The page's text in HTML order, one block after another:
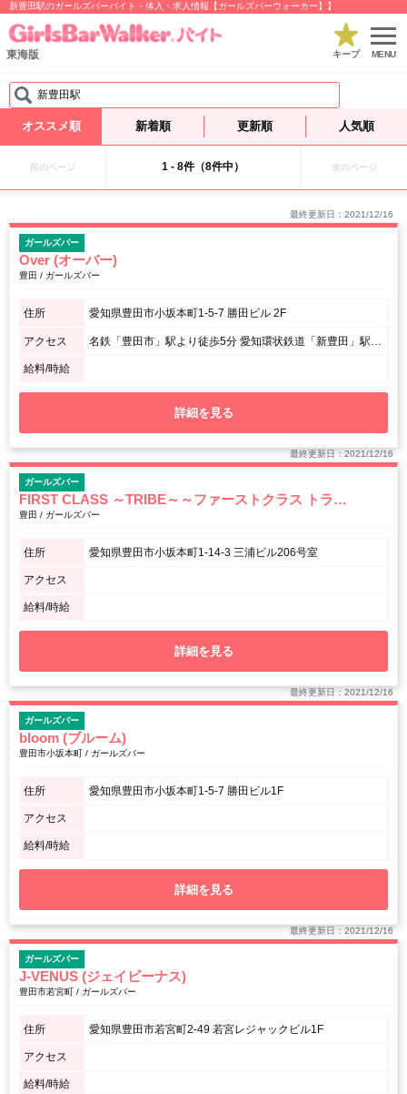
新豊田駅のガールズバーバイト・体入・求人情報【ガールズバーウォーカー】】
東海版 キープ MENU
新豊田駅
オススメ順 新着順 更新順 人気順
前のページ 1 - 8件（8件中） 次のページ
最終更新日：2021/12/16
ガールズバー
Over (オーバー)
豊田 / ガールズバー
住所 愛知県豊田市小坂本町1-5-7 勝田ビル 2F
アクセス 名鉄「豊田市」駅より徒歩5分 愛知環状鉄道「新豊田」駅より徒歩2分 / 名鉄「豊田市」駅より徒歩5分 愛知環状鉄道「新豊田」駅より徒歩2分
給料/時給
詳細を見る
最終更新日：2021/12/16
ガールズバー
FIRST CLASS ～TRIBE～～ファーストクラス トライブ～
豊田 / ガールズバー
住所 愛知県豊田市小坂本町1-14-3 三浦ビル206号室
アクセス
給料/時給
詳細を見る
最終更新日：2021/12/16
ガールズバー
bloom (ブルーム)
豊田市小坂本町 / ガールズバー
住所 愛知県豊田市小坂本町1-5-7 勝田ビル1F
アクセス
給料/時給
詳細を見る
最終更新日：2021/12/16
ガールズバー
J-VENUS (ジェイビーナス)
豊田市若宮町 / ガールズバー
住所 愛知県豊田市若宮町2-49 若宮レジャックビル1F
アクセス
給料/時給